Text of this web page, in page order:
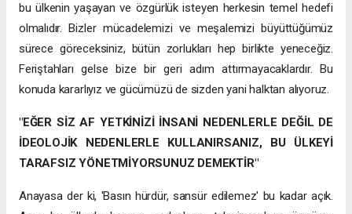
bu ülkenin yaşayan ve özgürlük isteyen herkesin temel hedefi
olmalıdır. Bizler mücadelemizi ve meşalemizi büyüttüğümüz
sürece göreceksiniz, bütün zorlukları hep birlikte yeneceğiz.
Feriştahları gelse bize bir geri adım attırmayacaklardır. Bu
konuda kararlıyız ve gücümüzü de sizden yani halktan alıyoruz.
"EĞER SİZ AF YETKİNİZİ İNSANİ NEDENLERLE DEĞİL DE
İDEOLOJİK NEDENLERLE KULLANIRSANIZ, BU ÜLKEYİ
TARAFSIZ YÖNETMİYORSUNUZ DEMEKTİR"
Anayasa der ki, 'Basın hürdür, sansür edilemez' bu kadar açık.